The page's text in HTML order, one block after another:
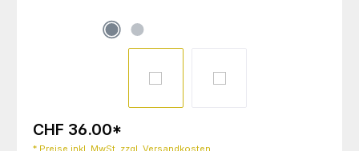
CHF 36.00*
* Preise inkl. MwSt. zzgl. Versandkosten